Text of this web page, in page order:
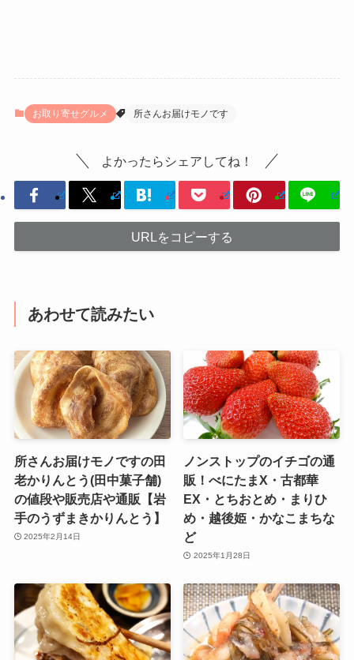
お取り寄せグルメ 所さんお届けモノです
よかったらシェアしてね！
URLをコピーする
あわせて読みたい
所さんお届けモノですの田
老かりんとう(田中菓子舗)
の値段や販売店や通販【岩
手のうずまきかりんとう】
2025年2月14日
ノンストップのイチゴの通
販！べにたまX・古都華
EX・とちおとめ・まりひ
め・越後姫・かなこまちな
ど
2025年1月28日